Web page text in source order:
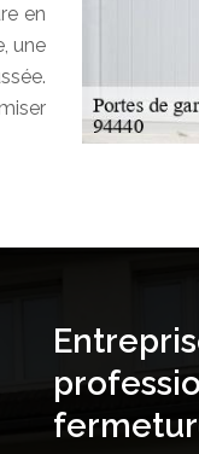
en
une